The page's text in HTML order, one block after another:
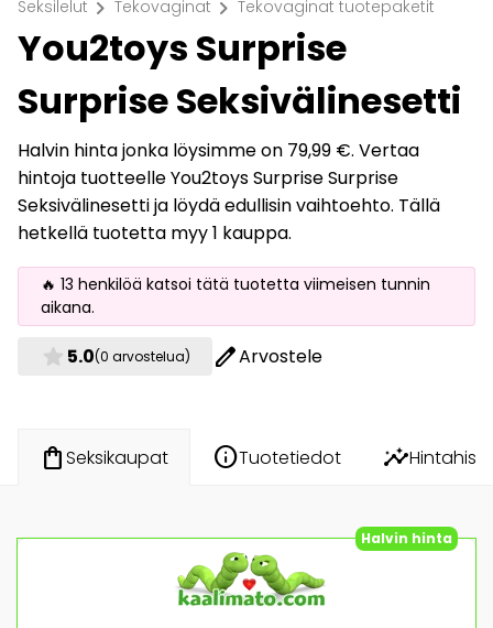
Seksilelut chevron_right Tekovaginat chevron_right Tekovaginat tuotepaketit
You2toys Surprise
Surprise Seksivälinesetti
Halvin hinta jonka löysimme on 79,99 €. Vertaa
hintoja tuotteelle You2toys Surprise Surprise
Seksivälinesetti ja löydä edullisin vaihtoehto. Tällä
hetkellä tuotetta myy 1 kauppa.
🔥 13 henkilöä katsoi tätä tuotetta viimeisen tunnin
aikana.
star 5.0(0 arvostelua) editArvostele
shopping_bagSeksikaupat infoTuotetiedot insights
Halvin hinta